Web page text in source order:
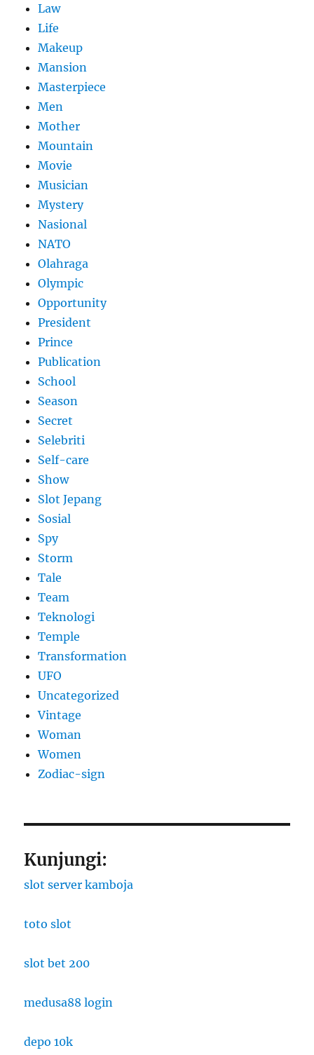
Law
Life
Makeup
Mansion
Masterpiece
Men
Mother
Mountain
Movie
Musician
Mystery
Nasional
NATO
Olahraga
Olympic
Opportunity
President
Prince
Publication
School
Season
Secret
Selebriti
Self-care
Show
Slot Jepang
Sosial
Spy
Storm
Tale
Team
Teknologi
Temple
Transformation
UFO
Uncategorized
Vintage
Woman
Women
Zodiac-sign
Kunjungi:
slot server kamboja
toto slot
slot bet 200
medusa88 login
depo 10k